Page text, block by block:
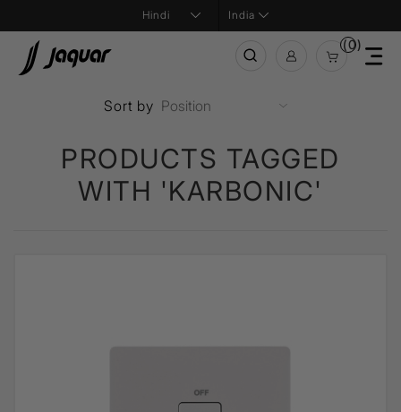
India
(0)
PRODUCTS TAGGED
WITH 'KARBONIC'
Sort by